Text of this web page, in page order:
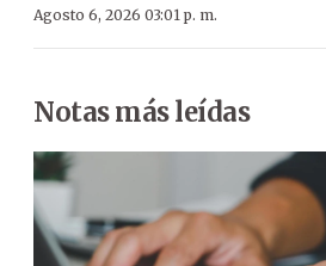
Agosto 6, 2026 03:01 p. m.
Notas más leídas